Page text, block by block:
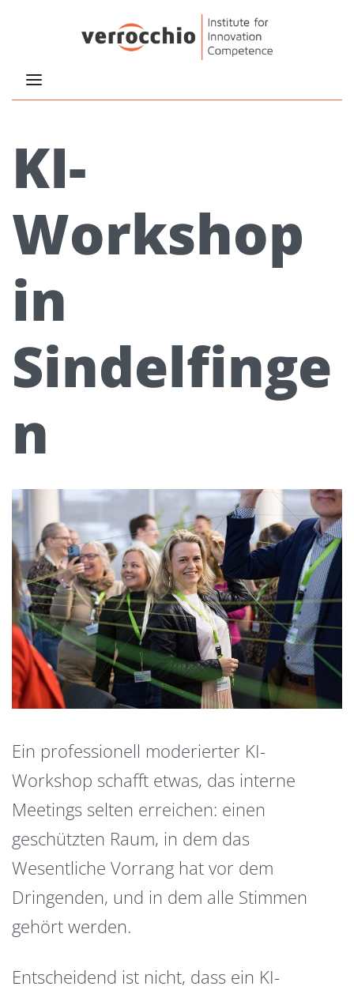
KI-
Workshop
in
Sindelfinge
n
Ein professionell moderierter KI-
Workshop schafft etwas, das interne
Meetings selten erreichen: einen
geschützten Raum, in dem das
Wesentliche Vorrang hat vor dem
Dringenden, und in dem alle Stimmen
gehört werden.
Entscheidend ist nicht, dass ein KI-